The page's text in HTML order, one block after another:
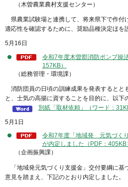
（木曽農業農村支援センター）
県農業試験場と連携して、将来県下で作付
適応性を確認するために、奨励品種決定ほを
5月16日
令和7年度木曽郡消防ポンプ操
157KB）
（総務管理・環境課）
消防団員の日頃の訓練成果を発表するとと
と、士気の高揚に資することを目的に、以下
別紙「取材依頼」（ワード：
5月1日
令和7年度「地域発 元気づく
が内定しました（PDF：405KB
（企画振興課）
「地域発元気づくり支援金」交付要綱に基
意見を踏まえ、下記のとおり内定しました。